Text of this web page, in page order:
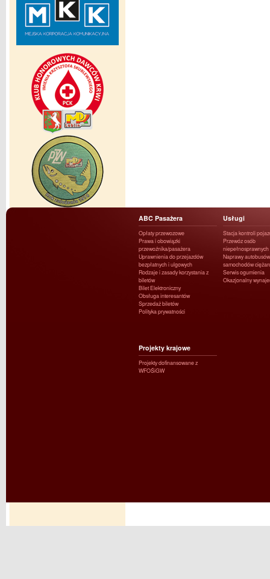
ABC Pasażera
Opłaty przewozowe
Prawa i obowiązki
przewoźnika/pasażera
Uprawnienia do przejazdów
bezpłatnych i ulgowych
Rodzaje i zasady korzystania z
biletów
Bilet Elektroniczny
Obsługa interesantów
Sprzedaż biletów
Polityka prywatności
Usługi
Stacja kontroli
Przewóz osób
niepełnosprawnych
Naprawy
samochodów
Serwis ogumienia
Okazjonalny
Projekty krajowe
Projekty dofinansowane z
WFOŚiGW